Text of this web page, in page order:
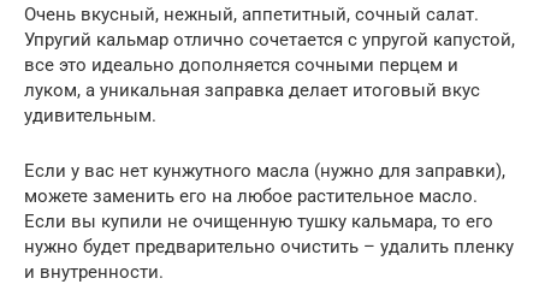
Очень вкусный, нежный, аппетитный, сочный салат.
Упругий кальмар отлично сочетается с упругой капустой,
все это идеально дополняется сочными перцем и
луком, а уникальная заправка делает итоговый вкус
удивительным.
Если у вас нет кунжутного масла (нужно для заправки),
можете заменить его на любое растительное масло.
Если вы купили не очищенную тушку кальмара, то его
нужно будет предварительно очистить – удалить пленку
и внутренности.